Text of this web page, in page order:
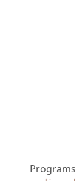
Programs